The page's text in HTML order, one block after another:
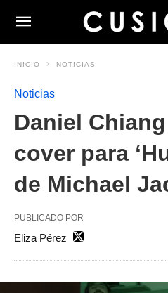
INICIO NOTICIAS
Noticias
Daniel
cover para
de Michael
PUBLICADO POR
Eliza Pérez